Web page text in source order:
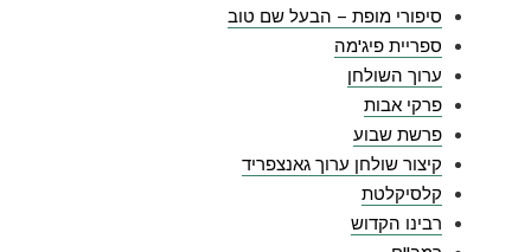
סיפורי מופת – הבעל שם טוב
ספריית פיג'מה
ערוך השולחן
פרקי אבות
פרשת שבוע
קיצור שולחן ערוך גאנצפריד
קלסיקלטת
רבינו הקדוש